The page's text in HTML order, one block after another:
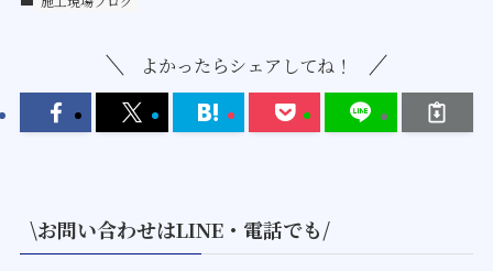
よかったらシェアしてね！
\お問い合わせはLINE・電話でも/